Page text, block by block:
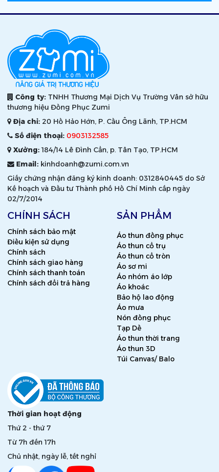
Công ty: TNHH Thương Mại Dịch Vụ Trường Vân sở hữu
thương hiệu Đồng Phục Zumi
Địa chỉ: 20 Hồ Hảo Hớn, P. Cầu Ông Lãnh, TP.HCM
Số điện thoại: 0903132585
Xưởng:184/14 Lê Đình Cẩn, p. Tân Tạo, TP.HCM
Email: kinhdoanh@zumi.com.vn
Giấy chứng nhận đăng ký kinh doanh: 0312840445 do Sở
Kế hoạch và Đầu tư Thành phố Hồ Chí Minh cấp ngày
02/7/2014
CHÍNH SÁCH
Chính sách bảo mật
Điều kiện sử dụng
Chính sách
Chính sách giao hàng
Chính sách thanh toán
Chính sách đổi trả hàng
SẢN PHẨM
Áo thun đồng phục
Áo thun cổ trụ
Áo thun cổ tròn
Áo sơ mi
Áo nhóm áo lớp
Áo khoác
Bảo hộ lao động
Áo mưa
Nón đồng phục
Tạp Dề
Áo thun thời trang
Áo thun 3D
Túi Canvas/ Balo
Thời gian hoạt động
Thứ 2 - thứ 7
Từ 7h đến 17h
Chủ nhật, ngày lễ, tết nghỉ